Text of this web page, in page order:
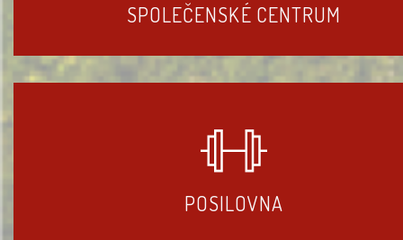
SPOLEČENSKÉ CENTRUM
POSILOVNA